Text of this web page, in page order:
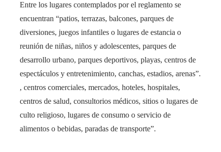
Entre los lugares contemplados por el reglamento se
encuentran “patios, terrazas, balcones, parques de
diversiones, juegos infantiles o lugares de estancia o
reunión de niñas, niños y adolescentes, parques de
desarrollo urbano, parques deportivos, playas, centros de
espectáculos y entretenimiento, canchas, estadios, arenas”.
, centros comerciales, mercados, hoteles, hospitales,
centros de salud, consultorios médicos, sitios o lugares de
culto religioso, lugares de consumo o servicio de
alimentos o bebidas, paradas de transporte”.